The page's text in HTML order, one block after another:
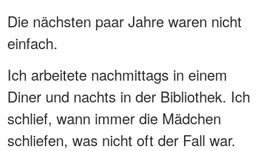
Die nächsten paar Jahre waren nicht
einfach.
Ich arbeitete nachmittags in einem
Diner und nachts in der Bibliothek. Ich
schlief, wann immer die Mädchen
schliefen, was nicht oft der Fall war.